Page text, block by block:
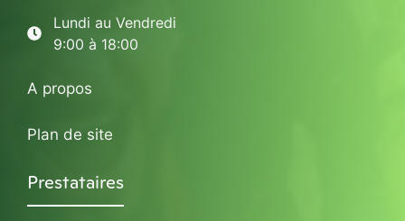
Lundi au Vendredi
9:00 à 18:00
A propos
Plan de site
Prestataires